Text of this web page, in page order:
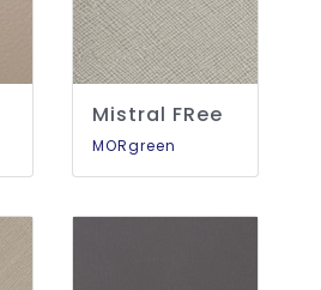
Mistral FRee
MORgreen